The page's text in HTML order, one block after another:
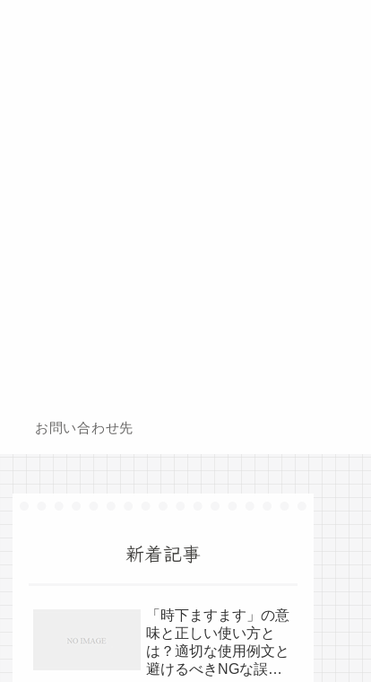
お問い合わせ先
新着記事
「時下ますます」の意
味と正しい使い方と
は？適切な使用例文と
避けるべきNGな誤用